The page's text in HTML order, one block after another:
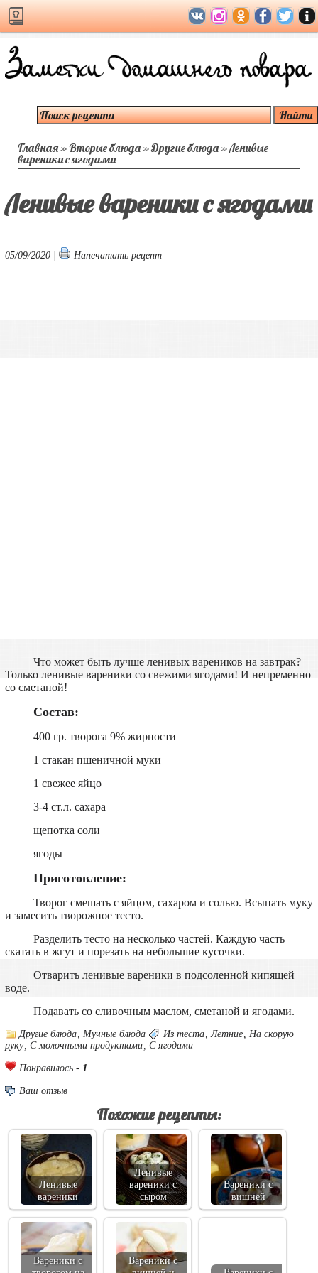
Главная»Вторые блюда»Другие блюда»Ленивые
вареники с ягодами
Ленивые вареники с ягодами
05/09/2020 | Напечатать рецепт
Что может быть лучше ленивых вареников на завтрак?
Только ленивые вареники со свежими ягодами! И непременно
со сметаной!
Состав:
400 гр. творога 9% жирности
1 стакан пшеничной муки
1 свежее яйцо
3-4 ст.л. сахара
щепотка соли
ягоды
Приготовление:
Творог смешать с яйцом, сахаром и солью. Всыпать муку
и замесить творожное тесто.
Разделить тесто на несколько частей. Каждую часть
скатать в жгут и порезать на небольшие кусочки.
Отварить ленивые вареники в подсоленной кипящей
воде.
Подавать со сливочным маслом, сметаной и ягодами.
Другие блюда Мучные блюда Из теста ,Летние
На скорую
руку, С молочными продуктами С ягодами
Понравилось -1
Ваш отзыв
Похожие рецепты:
Ленивые
вареники
Ленивые
вареники с
сыром
Вареники с
вишней
Вареники с
Вареники с